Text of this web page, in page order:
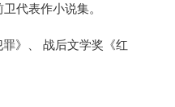
代表作小说集。
》、 战后文学奖《红